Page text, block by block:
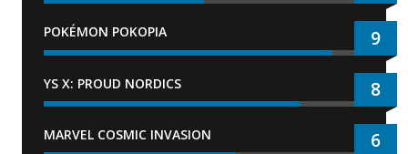
POKÉMON POKOPIA 9
YS X: PROUD NORDICS 8
MARVEL COSMIC INVASION 6